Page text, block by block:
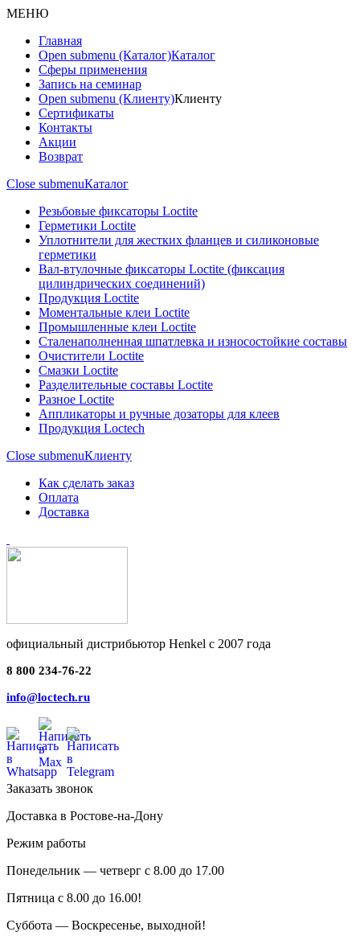
МЕНЮ
Главная
Open submenu (Каталог)Каталог
Сферы применения
Запись на семинар
Open submenu (Клиенту)Клиенту
Сертификаты
Контакты
Акции
Возврат
Close submenuКаталог
Резьбовые фиксаторы Loctite
Герметики Loctite
Уплотнители для жестких фланцев и силиконовые
герметики
Вал-втулочные фиксаторы Loctite (фиксация
цилиндрических соединений)
Продукция Loctite
Моментальные клеи Loctite
Промышленные клеи Loctite
Сталенаполненная шпатлевка и износостойкие составы
Очистители Loctite
Смазки Loctite
Разделительные составы Loctite
Разное Loctite
Аппликаторы и ручные дозаторы для клеев
Продукция Loctech
Close submenuКлиенту
Как сделать заказ
Оплата
Доставка
официальный дистрибьютор Henkel с 2007 года
8 800 234-76-22
info@loctech.ru
Заказать звонок
Доставка в Ростове-на-Дону
Режим работы
Понедельник — четверг с 8.00 до 17.00
Пятница с 8.00 до 16.00!
Суббота — Воскресенье, выходной!